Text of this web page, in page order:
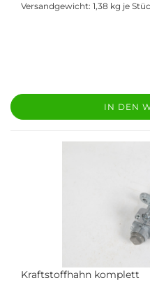
Versandgewicht: 1,38 kg je
IN DEN
Kraftstoffhahn komplett